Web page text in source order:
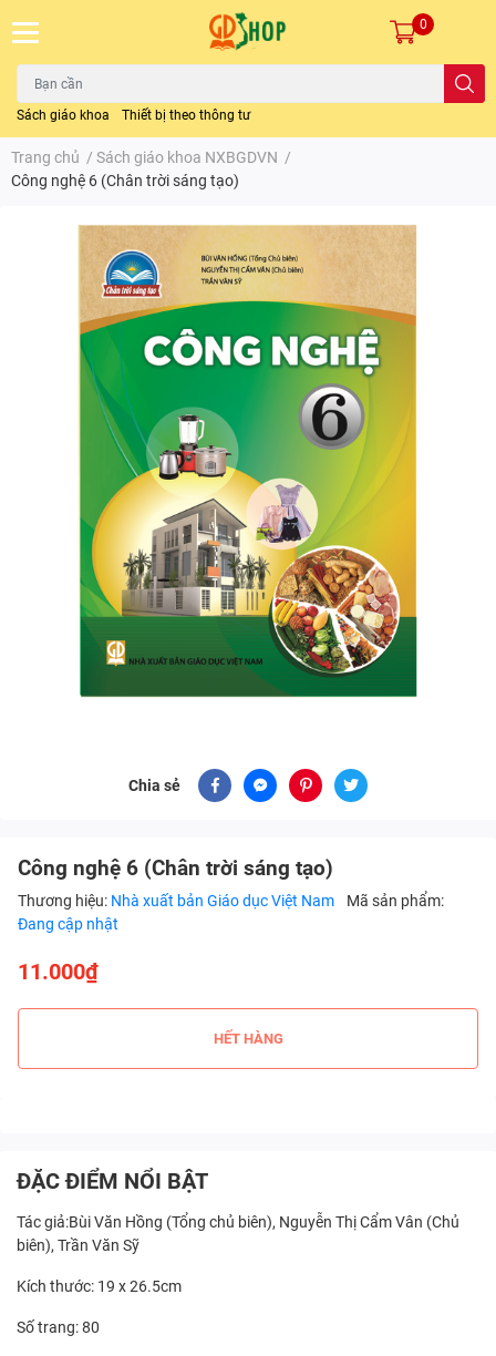
Sách giáo khoa Thiết bị theo thông tư
0
Trang chủ / Sách giáo khoa NXBGDVN /
Công nghệ 6 (Chân trời sáng tạo)
Chia sẻ
Công nghệ 6 (Chân trời sáng tạo)
Thương hiệu: Nhà xuất bản Giáo dục Việt Nam
Mã sản phẩm:
Đang cập nhật
11.000₫
HẾT HÀNG
ĐẶC ĐIỂM NỔI BẬT
Tác giả:Bùi Văn Hồng (Tổng chủ biên), Nguyễn Thị Cẩm Vân (Chủ
biên), Trần Văn Sỹ
Kích thước: 19 x 26.5cm
Số trang: 80